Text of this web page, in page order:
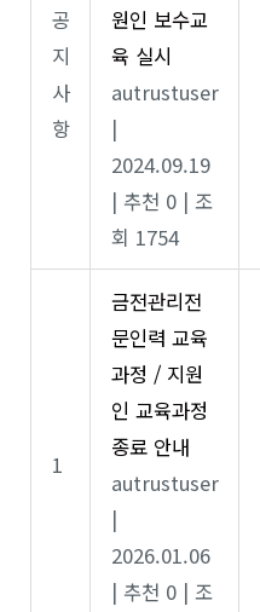
공
지
사
항
원인 보수교
육 실시
autrustuser
|
2024.09.19
| 추천 0 | 조
회 1754
1
금전관리전
문인력 교육
과정 / 지원
인 교육과정
종료 안내
autrustuser
|
2026.01.06
| 추천 0 | 조